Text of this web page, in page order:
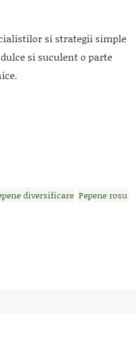
si strategii simple
si suculent o parte
diversificare Pepene rosu